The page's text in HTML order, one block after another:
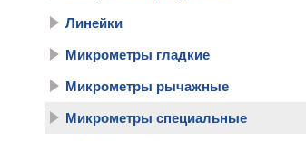
Линейки
Микрометры гладкие
Микрометры рычажные
Микрометры специальные